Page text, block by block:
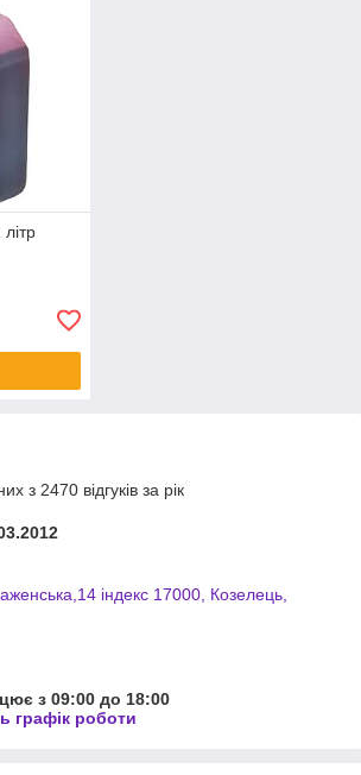
з 2470 відгуків за рік
індекс 17000, Козелець,
з 09:00 до 18:00
графік роботи